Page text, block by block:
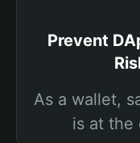
Prevent
As a wallet,
is at the